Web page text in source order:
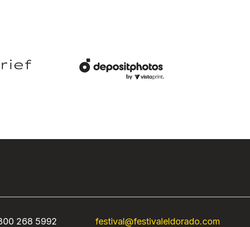
268 5992 festival@festivaleldorado.com